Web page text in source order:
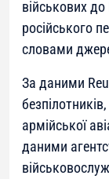
військових до
російського
словами
За даними
армійської
даними